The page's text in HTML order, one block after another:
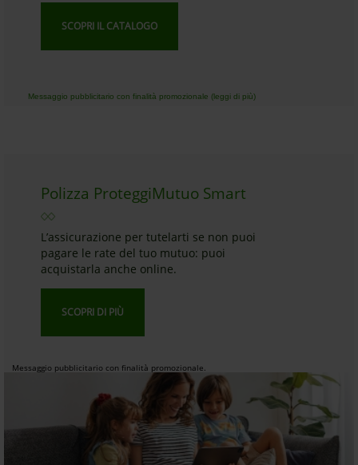
SCOPRI IL CATALOGO
Messaggio pubblicitario con finalità promozionale (leggi di più)
Polizza ProteggiMutuo Smart
L’assicurazione per tutelarti se non puoi
pagare le rate del tuo mutuo: puoi
acquistarla anche online.
SCOPRI DI PIÙ
Messaggio pubblicitario con finalità promozionale.